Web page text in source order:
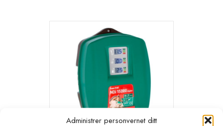
Administrer personvernet ditt